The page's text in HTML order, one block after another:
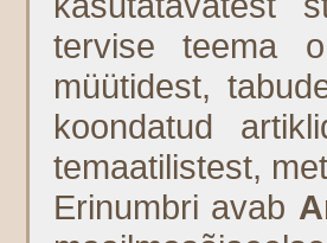
tervise teema
müütidest,
koondatud
temaatilistest,
Erinumbri avab